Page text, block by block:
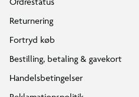
Min BR konto / login
Find din BR
Klub BR
Mærker